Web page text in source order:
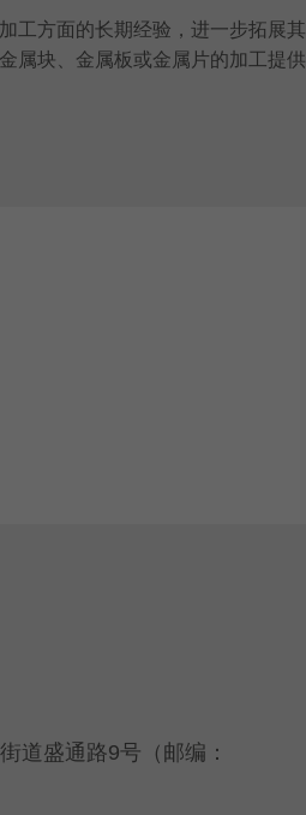
工方面的长期经验，进一步拓展其
属块、金属板或金属片的加工提供
道盛通路9号（邮编：